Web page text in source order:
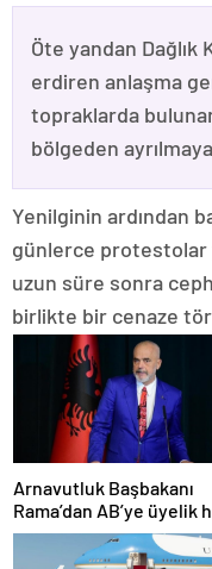
Öte yandan Dağlık
erdiren anlaşma
topraklarda
bölgeden
Yenilginin ardından
günlerce protestolar
uzun süre sonra
birlikte bir cenaze
Arnavutluk Başbakanı
Rama’dan AB’ye üyelik